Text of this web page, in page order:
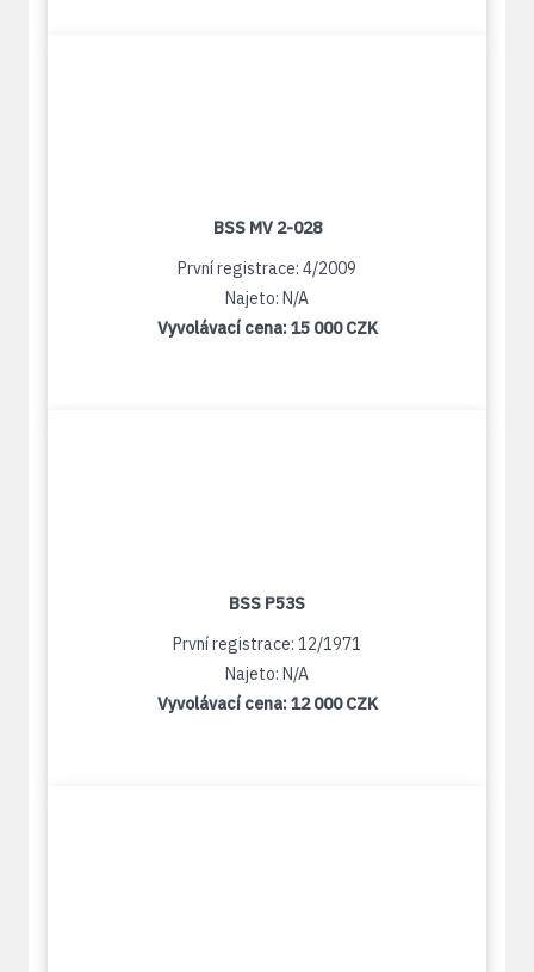
BSS MV 2-028
První registrace: 4/2009
Najeto: N/A
Vyvolávací cena:15 000 CZK
BSS P53S
První registrace: 12/1971
Najeto: N/A
Vyvolávací cena:12 000 CZK